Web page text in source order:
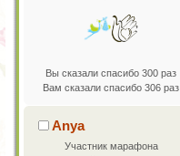
Вы сказали спасибо 300 раз
Вам сказали спасибо 306 раз
Anya
Участник марафона